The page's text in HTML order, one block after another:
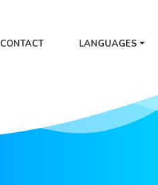
CONTACT LANGUAGES